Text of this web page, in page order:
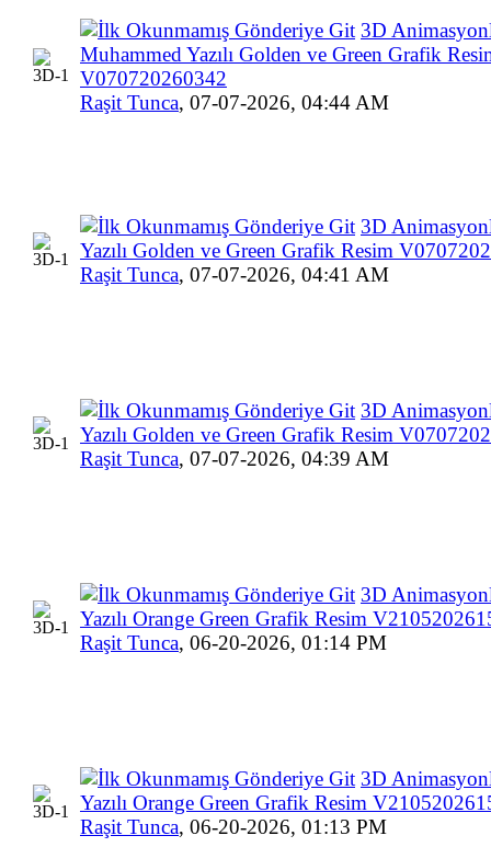
3D
Muhammed Yazılı Golden ve Green Grafik
V070720260342
Raşit Tunca, 07-07-2026, 04:44 AM
3D
Yazılı Golden ve Green Grafik Resim
Raşit Tunca, 07-07-2026, 04:41 AM
3D
Yazılı Golden ve Green Grafik Resim
Raşit Tunca, 07-07-2026, 04:39 AM
3D
Yazılı Orange Green Grafik Resim
Raşit Tunca, 06-20-2026, 01:14 PM
3D
Yazılı Orange Green Grafik Resim
Raşit Tunca, 06-20-2026, 01:13 PM